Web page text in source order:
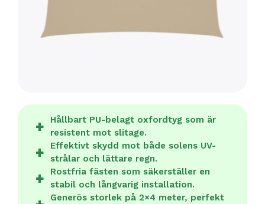
Hållbart PU-belagt oxfordtyg som är
resistent mot slitage.
Effektivt skydd mot både solens UV-
strålar och lättare regn.
Rostfria fästen som säkerställer en
stabil och långvarig installation.
Generös storlek på 2×4 meter, perfekt